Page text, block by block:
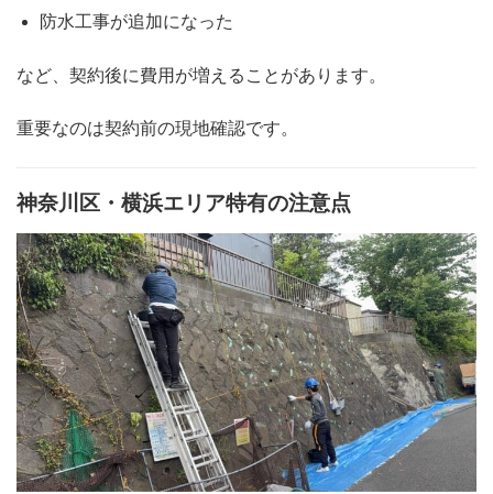
防水工事が追加になった
など、契約後に費用が増えることがあります。
重要なのは契約前の現地確認です。
神奈川区・横浜エリア特有の注意点